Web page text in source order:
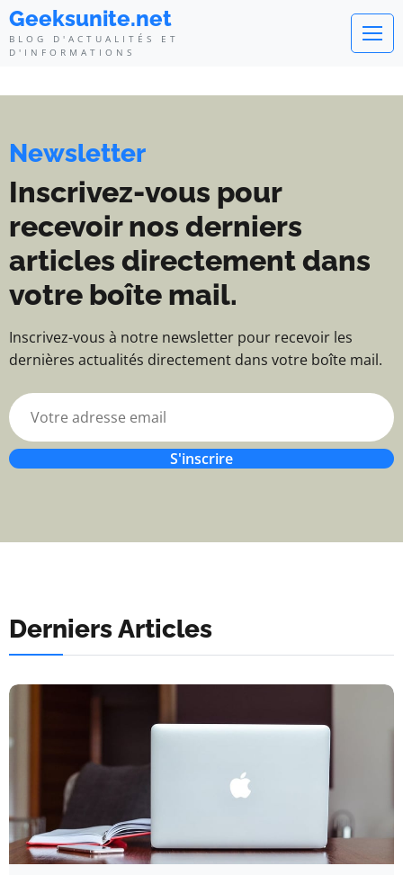
Geeksunite.net - Blog
Geeksunite.net
BLOG D'ACTUALITÉS ET
D'INFORMATIONS
Newsletter
Inscrivez-vous pour
recevoir nos derniers
articles directement dans
votre boîte mail.
Inscrivez-vous à notre newsletter pour recevoir les
dernières actualités directement dans votre boîte mail.
S'inscrire
Derniers Articles